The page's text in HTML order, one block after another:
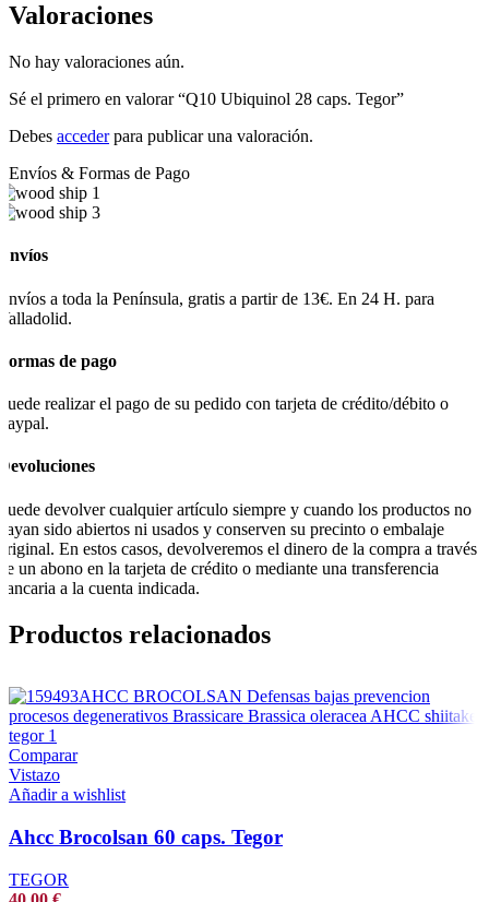
Valoraciones
No hay valoraciones aún.
Sé el primero en valorar “Q10 Ubiquinol 28 caps. Tegor”
Debes accederpara publicar una valoración.
Envíos & Formas de Pago
a toda la Península, gratis a partir de 13€. En 24 H. para
de pago
realizar el pago de su pedido con tarjeta de crédito/débito o
devolver cualquier artículo siempre y cuando los productos no
sido abiertos ni usados y conserven su precinto o embalaje
En estos casos, devolveremos el dinero de la compra a través
un abono en la tarjeta de crédito o mediante una transferencia
a la cuenta indicada.
Productos relacionados
Comparar
Vistazo
Añadir a wishlist
Ahcc Brocolsan 60 caps. Tegor
TEGOR